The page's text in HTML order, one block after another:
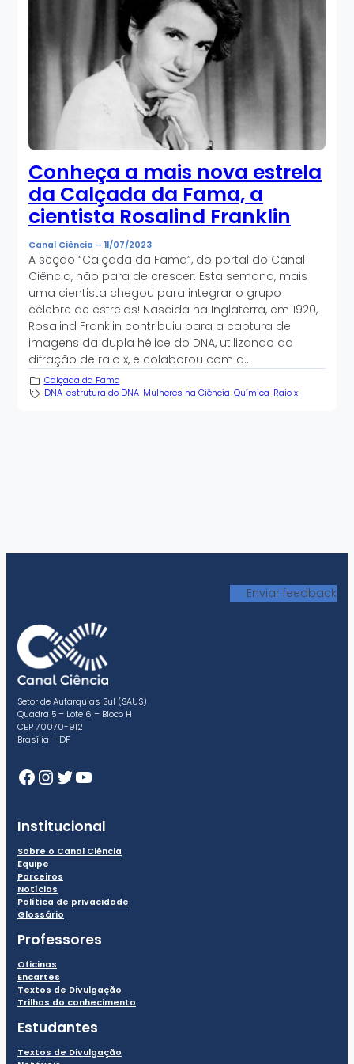
Conheça a mais nova estrela
da Calçada da Fama, a
cientista Rosalind Franklin
Canal Ciência – 11/07/2023
A seção “Calçada da Fama”, do portal do Canal
Ciência, não para de crescer. Esta semana, mais
uma cientista chegou para integrar o grupo
célebre de estrelas! Nascida na Inglaterra, em 1920,
Rosalind Franklin contribuiu para a captura de
imagens da dupla hélice do DNA, utilizando da
difração de raio x, e colaborou com a…
Calçada da Fama
DNA estrutura do DNA Mulheres na Ciência Química Raio x
Enviar feedback
Setor de Autarquias Sul (SAUS)
Quadra 5 – Lote 6 – Bloco H
CEP 70070-912
Brasília – DF
Facebook
Instagram
Twitter
Youtube
Institucional
Sobre o Canal Ciência
Equipe
Parceiros
Notícias
Política de privacidade
Glossário
Professores
Oficinas
Encartes
Textos de Divulgação
Trilhas do conhecimento
Estudantes
Textos de Divulgação